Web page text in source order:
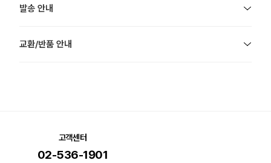
발송 안내
교환/반품 안내
고객센터
02-536-1901